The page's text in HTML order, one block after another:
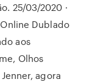
25/03/2020 ·
Dublado
aos
Olhos
agora